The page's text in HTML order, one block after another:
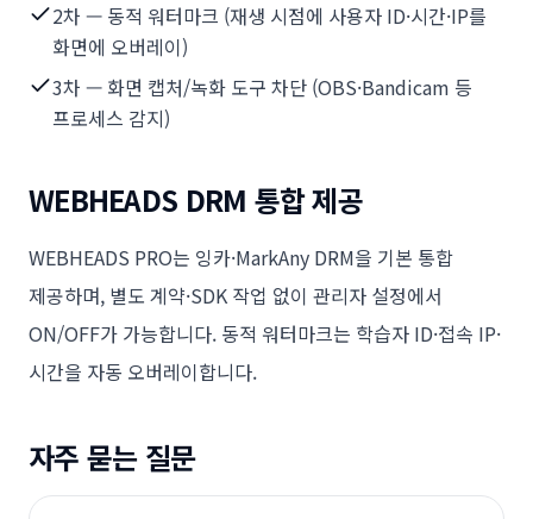
2차 — 동적 워터마크 (재생 시점에 사용자 ID·시간·IP를
화면에 오버레이)
3차 — 화면 캡처/녹화 도구 차단 (OBS·Bandicam 등
프로세스 감지)
WEBHEADS DRM 통합 제공
WEBHEADS PRO는 잉카·MarkAny DRM을 기본 통합
제공하며, 별도 계약·SDK 작업 없이 관리자 설정에서
ON/OFF가 가능합니다. 동적 워터마크는 학습자 ID·접속 IP·
시간을 자동 오버레이합니다.
자주 묻는 질문